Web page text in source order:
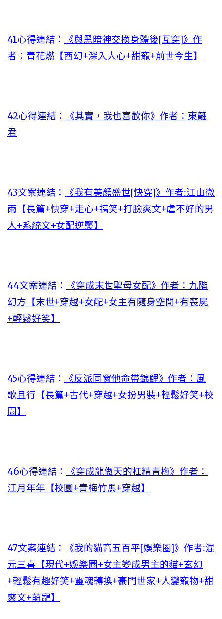
41心得連結：
《與黑暗神交換身體後[互穿]》作
者：青花燃【西幻+深入人心+甜寵+前世今生】
42心得連結：
《其實，我也喜歡你》作者：東籬
君
43文案連結：
《我有美顏盛世[快穿]》作者:江山微
雨【長篇+快穿+走心+搞笑+打臉爽文+虐不好的男
人+系統文+女配逆襲】
44文案連結：
《穿成末世聖母女配》作者：九階
幻方【末世+穿越+女配+女主有隨身空間+有喪屍
+輕鬆好笑】
45心得連結：
《反派同窗他命帶錦鯉》作者：風
歌且行【長篇+古代+穿越+女扮男裝+輕鬆好笑+校
園】
46心得連結：
《穿成龍傲天的杠精青梅》作者：
江月年年【校園+青梅竹馬+穿越】
47文案連結：
《我的貓窩五百平[娛樂圈]》作者:混
元三喜【現代+娛樂圈+女主變成男主的貓+玄幻
+輕鬆有趣好笑+靈魂轉換+豪門世家+人變寵物+甜
爽文+萌寵】